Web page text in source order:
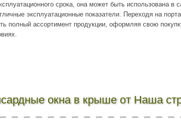
срока, она может быть использована в
эксплуатационные показатели. Переходя на
полный ассортимент продукции, оформляя свою
окна в крыше от Наша